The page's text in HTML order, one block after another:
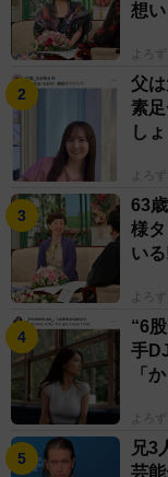
想い
よろ
父
素
し
よろ
63
様
い
よろ
“6
手
「
よろ
兄3
芸